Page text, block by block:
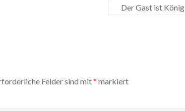
Der Gast ist König
Felder sind mit* markiert